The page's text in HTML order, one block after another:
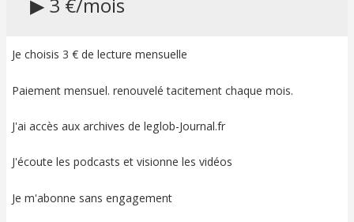
▶ 3 €/mois
Je choisis 3 € de lecture mensuelle
Paiement mensuel. renouvelé tacitement chaque mois.
J'ai accès aux archives de leglob-Journal.fr
J'écoute les podcasts et visionne les vidéos
Je m'abonne sans engagement